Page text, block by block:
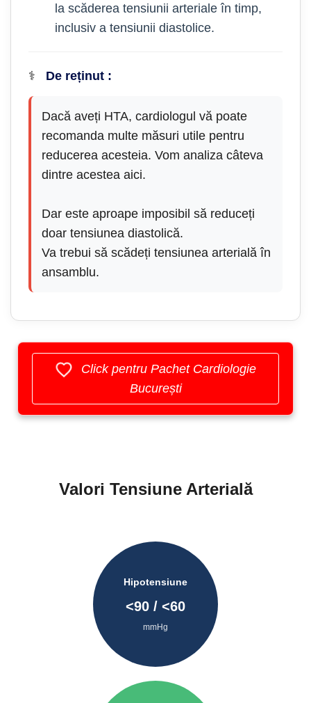
la scăderea tensiunii arteriale în timp,
inclusiv a tensiunii diastolice.
⚕️ De reținut :
Dacă aveți HTA, cardiologul vă poate
recomanda multe măsuri utile pentru
reducerea acesteia. Vom analiza câteva
dintre acestea aici.
Dar este aproape imposibil să reduceți
doar tensiunea diastolică.
Va trebui să scădeți tensiunea arterială în
ansamblu.
Click pentru Pachet Cardiologie
București
Valori Tensiune Arterială
Hipotensiune
<90 / <60
mmHg